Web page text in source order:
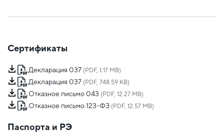
Сертификаты
Декларация 037 (PDF, 1.17 MB)
Декларация 037 (PDF, 748.59 KB)
Отказное письмо 043 (PDF, 12.27 MB)
Отказное письмо 123-ФЗ (PDF, 12.57 MB)
Паспорта и РЭ